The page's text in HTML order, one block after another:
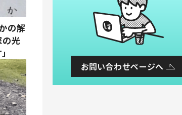
の解
の光
お問い合わせページへ